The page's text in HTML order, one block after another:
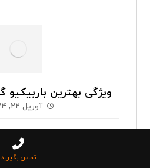
ویژگی بهترین باربیکیو
آوریل 22, 2024
تماس بگیرید